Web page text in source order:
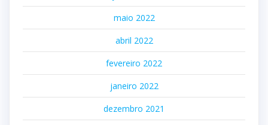
maio 2022
abril 2022
fevereiro 2022
janeiro 2022
dezembro 2021